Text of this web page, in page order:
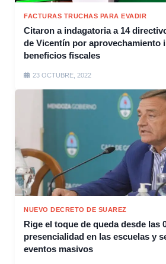
FACTURAS TRUCHAS PARA EVADIR
Citaron a indagatoria a 14
de Vicentín por aprovechamiento
beneficios fiscales
23 OCTUBRE, 2022
NUEVO DECRETO DE SUAREZ
Rige el toque de queda desde las
presencialidad en las escuelas y
eventos masivos